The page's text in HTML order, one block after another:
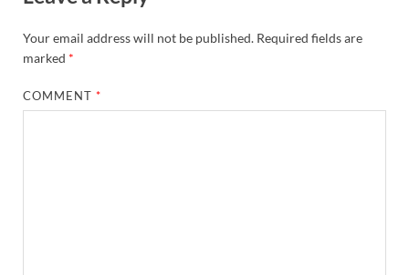
Your email address will not be published. Required fields are
marked *
COMMENT*